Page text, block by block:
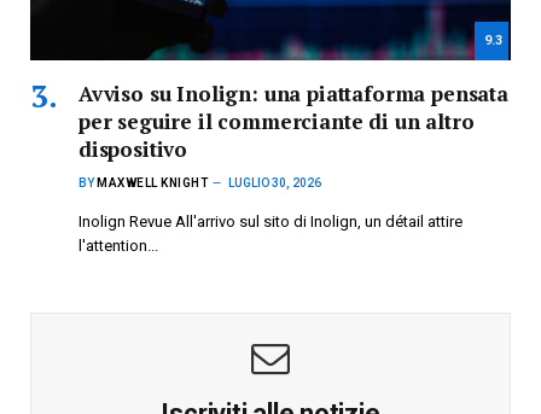
9.3
Avviso su Inolign: una piattaforma pensata
per seguire il commerciante di un altro
dispositivo
BY MAXWELL KNIGHT LUGLIO 30, 2026
Inolign Revue All'arrivo sul sito di Inolign, un détail attire
l'attention...